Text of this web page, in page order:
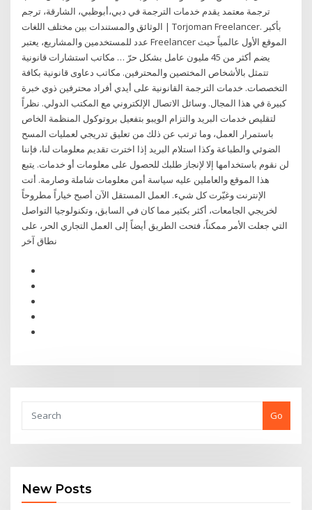
ترجمة معتمد يقدم خدمات الترجمة في دبي،أبوظبي، الشارقة، ترجم
الوثائق والمستندات بين مختلف اللغات | Torjoman Freelancer. بأكبر
عدد للمستخدمين والمشاريع، يعتبر Freelancer الموقع الأول عالمياً حيث
يضم أكثر من 45 مليون عامل بشكل حرّ … مكاتب استشارات قانونية
تتمثل بالأشخاص المختصين والمحترفين. مكاتب دعاوى قانونية بكافة
التخصصات. خدمات الترجمة القانونية على أيدي أفراد محترفين ذوي خبرة
كبيرة في هذا المجال. وسائل الاتصال الإلكتروني مع المكتب الدولي. نظراً
لتقليص خدمات البريد والتزام الويبو بتفعيل بروتوكول المنظمة الخاص
باستمرار العمل، وما ترتب عن ذلك من تعليق تدريجي لعمليات المسح
الضوئي والطباعة وكذا استلام البريد إذا اخترت تقديم معلومات لنا، فإننا
لن نقوم باستخدامها إلا لإنجاز طلبك للحصول على معلومات أو خدمات. يتبع
هذا الموقع والعاملين عليه سياسة أمن معلومات شاملة وصارمة. أتت
الإنترنت وغيّرت كل شيء. العمل المستقل الآن أصبح خياراً مطروحاً
لخريجي الجامعات، أكثر بكثير مما كان في السابق، وتكنولوجيا التواصل
التي جعلت الأمر ممكناً، فتحت الطريق أيضاً إلى العمل التجاري الحر، على
نطاق آخر
Go
New Posts